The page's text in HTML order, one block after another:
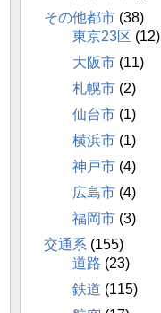
その他都市(38)
東京23区 (12)
大阪市(11)
札幌市(2)
仙台市(1)
横浜市(1)
神戸市(4)
広島市(4)
福岡市(3)
交通系 (155)
道路 (23)
鉄道 (115)